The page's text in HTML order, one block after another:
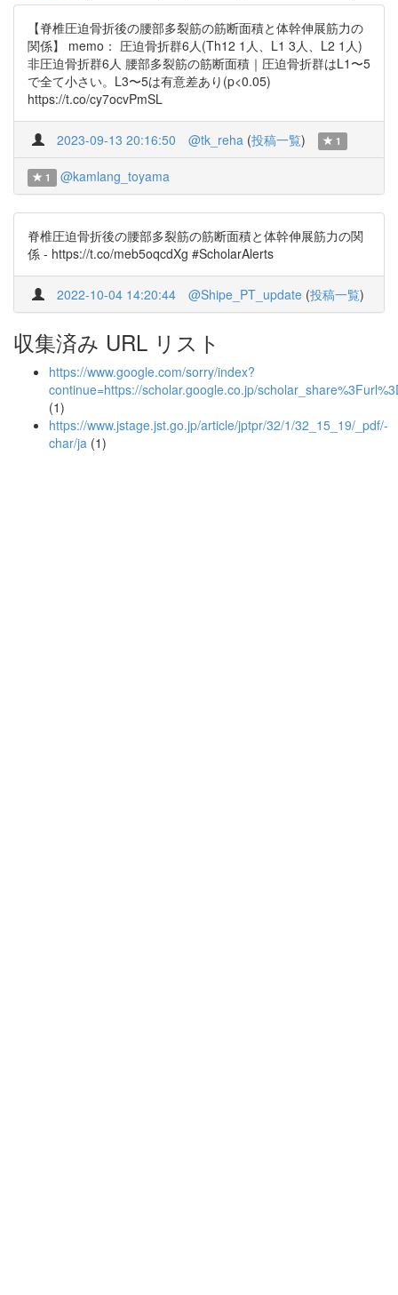
【脊椎圧迫骨折後の腰部多裂筋の筋断面積と体幹伸展筋力の
関係】 memo： 圧迫骨折群6人(Th12 1人、L1 3人、L2 1人)
非圧迫骨折群6人 腰部多裂筋の筋断面積｜圧迫骨折群はL1〜5
で全て小さい。L3〜5は有意差あり(p<0.05)
https://t.co/cy7ocvPmSL
2023-09-13 20:16:50 @tk_reha (投稿一覧) 1
1 @kamlang_toyama
脊椎圧迫骨折後の腰部多裂筋の筋断面積と体幹伸展筋力の関
係 - https://t.co/meb5oqcdXg #ScholarAlerts
2022-10-04 14:20:44 @Shipe_PT_update (投稿一覧)
収集済み URL リスト
https://www.google.com/sorry/index?
continue=https://scholar.google.co.jp/
(1)
https://www.jstage.jst.go.jp/article/jptpr/32/1/32_15_19/_pdf/-
char/ja (1)